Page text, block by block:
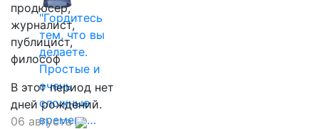
"Гордитесь
тем, что вы
делаете.
Простые и
очень
сложные
времена…
продюсер,
журналист,
публицист,
философ
В этот период нет
дней рождений.
06 августа